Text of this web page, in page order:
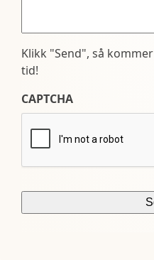
Klikk "Send", så
tid!
CAPTCHA